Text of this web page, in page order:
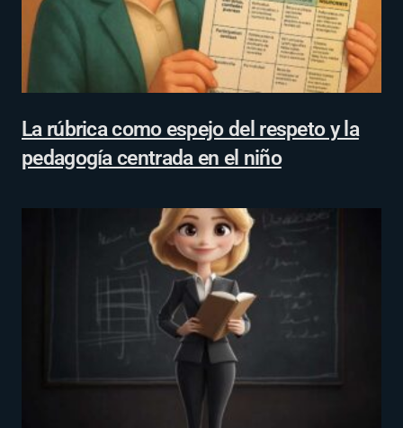
La rúbrica como espejo del respeto y la
pedagogía centrada en el niño